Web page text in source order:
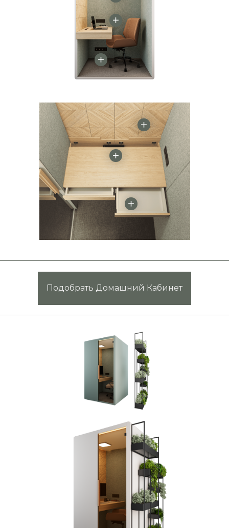
Подобрать Домашний Кабинет